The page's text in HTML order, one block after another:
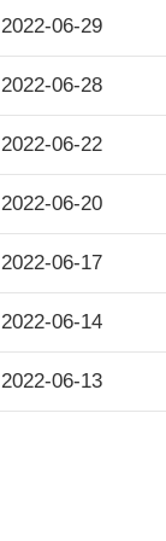
2022-06-29
2022-06-28
2022-06-22
2022-06-20
2022-06-17
2022-06-14
2022-06-13